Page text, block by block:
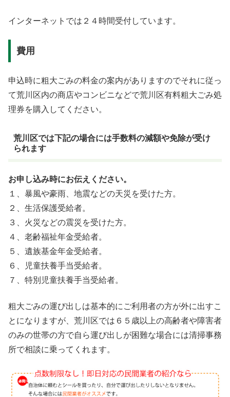
インターネットでは２４時間受付しています。
費用
申込時に粗大ごみの料金の案内がありますのでそれに従っ
て荒川区内の商店やコンビニなどで荒川区有料粗大ごみ処
理券を購入してください。
荒川区では下記の場合には手数料の減額や免除が受け
られます
お申し込み時にお伝えください。
１、暴風や豪雨、地震などの天災を受けた方。
２、生活保護受給者。
３、火災などの震災を受けた方。
４、老齢福祉年金受給者。
５、遺族基金年金受給者。
６、児童扶養手当受給者。
７、特別児童扶養手当受給者。
粗大ごみの運び出しは基本的にご利用者の方が外に出すこ
とになりますが、荒川区では６５歳以上の高齢者や障害者
のみの世帯の方で自ら運び出しが困難な場合には清掃事務
所で相談に乗ってくれます。